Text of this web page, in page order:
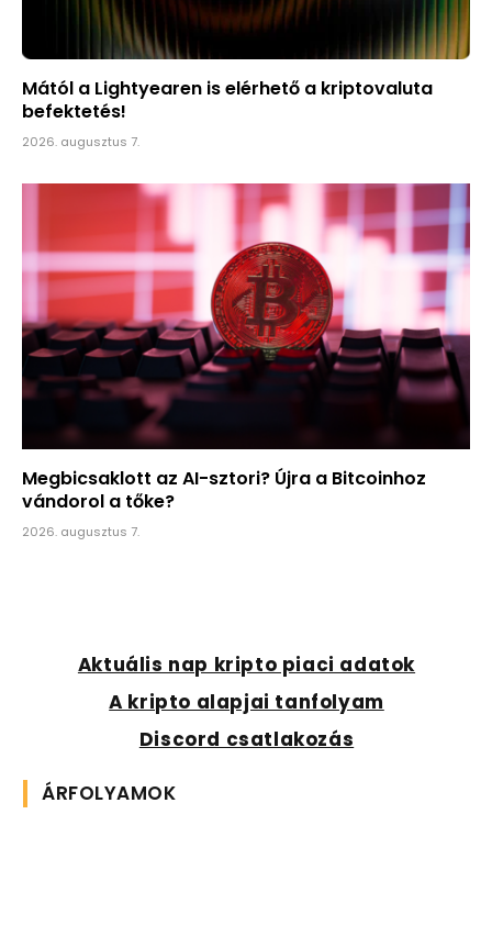
Mától a Lightyearen is elérhető a kriptovaluta
befektetés!
2026. augusztus 7.
Megbicsaklott az AI-sztori? Újra a Bitcoinhoz
vándorol a tőke?
2026. augusztus 7.
Aktuális nap kripto piaci adatok
A kripto alapjai tanfolyam
Discord csatlakozás
ÁRFOLYAMOK